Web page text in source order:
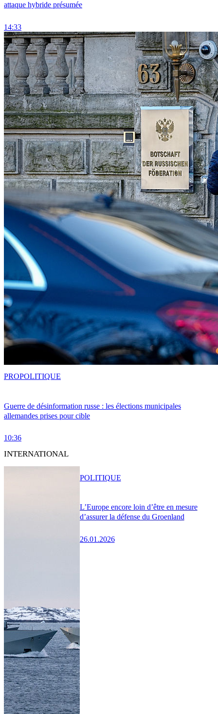
attaque hybride présumée
14:33
Guerre de désinformation russe : les élections municipales
allemandes prises pour cible
10:36
PROPOLITIQUE
INTERNATIONAL
L’Europe encore loin d’être en mesure
d’assurer la défense du Groenland
26.01.2026
POLITIQUE